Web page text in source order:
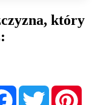
który
FacebookTwitter